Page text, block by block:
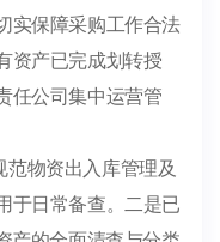
实保障采购工作合法
资产已完成划转授
任公司集中运营管
范物资出入库管理及
于日常备查。二是已